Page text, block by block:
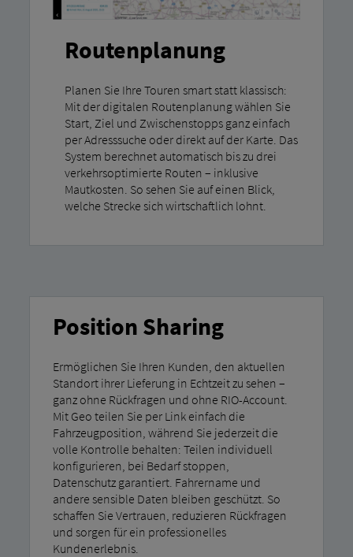
Routenplanung
Planen Sie Ihre Touren smart statt klassisch:
Mit der digitalen Routenplanung wählen Sie
Start, Ziel und Zwischenstopps ganz einfach
per Adresssuche oder direkt auf der Karte. Das
System berechnet automatisch bis zu drei
verkehrsoptimierte Routen – inklusive
Mautkosten. So sehen Sie auf einen Blick,
welche Strecke sich wirtschaftlich lohnt.
Position Sharing
Ermöglichen Sie Ihren Kunden, den aktuellen
Standort ihrer Lieferung in Echtzeit zu sehen –
ganz ohne Rückfragen und ohne RIO-Account.
Mit Geo teilen Sie per Link einfach die
Fahrzeugposition, während Sie jederzeit die
volle Kontrolle behalten: Teilen individuell
konfigurieren, bei Bedarf stoppen,
Datenschutz garantiert. Fahrername und
andere sensible Daten bleiben geschützt. So
schaffen Sie Vertrauen, reduzieren Rückfragen
und sorgen für ein professionelles
Kundenerlebnis.